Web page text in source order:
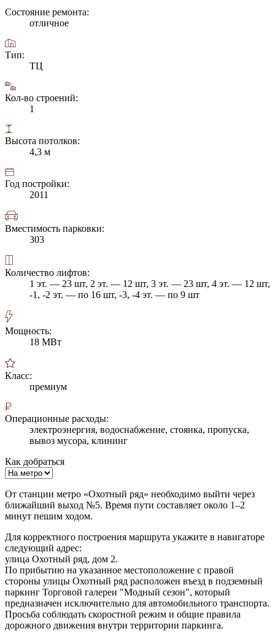
Состояние ремонта:
отличное
Тип:
ТЦ
Кол-во строений:
1
Высота потолков:
4,3 м
Год постройки:
2011
Вместимость парковки:
303
Количество лифтов:
1 эт. — 23 шт, 2 эт. — 12 шт, 3 эт. — 23 шт, 4 эт. — 12 шт,
-1, -2 эт. — по 16 шт, -3, -4 эт. — по 9 шт
Мощность:
18 МВт
Класс:
премиум
Операционные расходы:
электроэнергия, водоснабжение, стоянка, пропуска,
вывоз мусора, клининг
Как добраться
От станции метро «Охотный ряд» необходимо выйти через
ближайший выход №5. Время пути составляет около 1–2
минут пешим ходом.
Для корректного построения маршрута укажите в навигаторе
следующий адрес:
улица Охотный ряд, дом 2.
По прибытию на указанное местоположение с правой
стороны улицы Охотный ряд расположен въезд в подземный
паркинг Торговой галереи "Модный сезон", который
предназначен исключительно для автомобильного транспорта.
Просьба соблюдать скоростной режим и общие правила
дорожного движения внутри территории паркинга.